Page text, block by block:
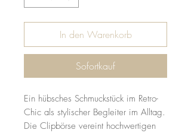
In den Warenkorb
Sofortkauf
Ein hübsches Schmuckstück im Retro-
Chic als stylischer Begleiter im Alltag.
Die Clipbörse vereint hochwertigen